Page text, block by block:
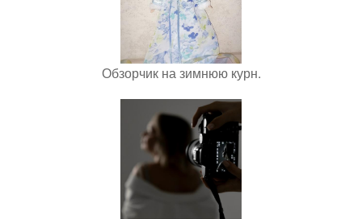
Обзорчик на зимнюю курн.